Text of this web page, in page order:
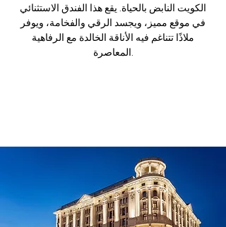
الكويت النابض بالحياة. يقع هذا الفندق الاستثنائي
في موقع مميز، ويجسد الرقي والفخامة، ويوفر
ملاذًا تتناغم فيه الأناقة الخالدة مع الرفاهية